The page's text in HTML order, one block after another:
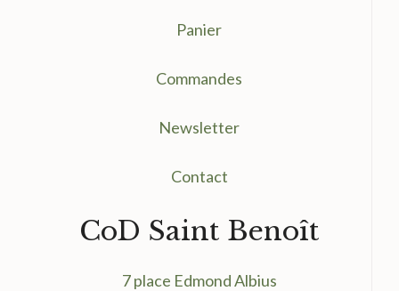
Panier
Commandes
Newsletter
Contact
CoD Saint Benoît
7 place Edmond Albius